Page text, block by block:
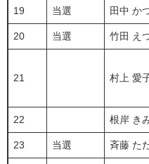
19 当選 田中 か
20 当選 竹田 え
21 村上 愛
22 根岸 き
23 当選 斉藤 た